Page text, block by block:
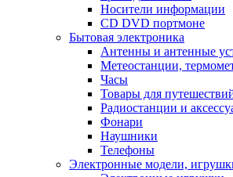
Носители информации
CD DVD портмоне
Бытовая электроника
Антенны и антенные
Метеостанции,
Часы
Товары для
Радиостанции и
Фонари
Наушники
Телефоны
Электронные модели,